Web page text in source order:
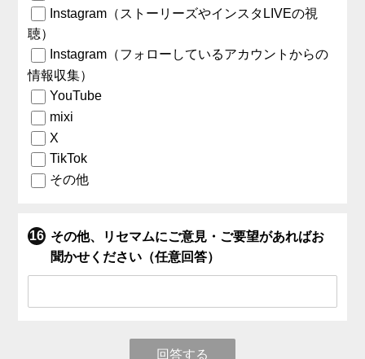
Instagram（ストーリーズやインスタLIVEの視
聴）
Instagram（フォローしているアカウントからの
情報収集）
YouTube
mixi
X
TikTok
その他
その他、リセマムにご意見・ご要望があればお
聞かせください（任意回答）
回答する